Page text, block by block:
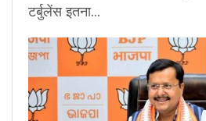
टर्बुलेंस इतना...